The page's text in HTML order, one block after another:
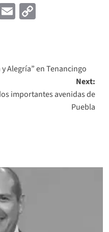
EmailCopy
Alegría” en Tenancingo
Next:
importantes avenidas de
Puebla